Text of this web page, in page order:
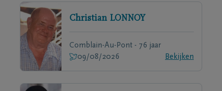
Christian LONNOY
Comblain-Au-Pont - 76 jaar
09/08/2026
Bekijken